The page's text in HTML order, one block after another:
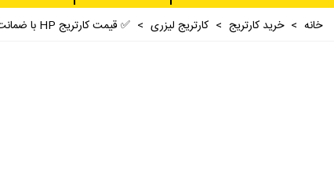
خانه > خرید کارتریج > کارتریج لیزری > ✅ قیمت کارتریج HP با ضمانت اچ پی گالری